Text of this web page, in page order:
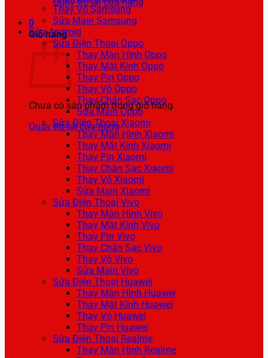
0
Giỏ hàng
Chưa có sản phẩm trong giỏ hàng.
Quay trở lại cửa hàng
Thay Vỏ Samsung
Sửa Main Samsung
Sửa Android
Sửa Điện Thoại Oppo
Thay Màn Hình Oppo
Thay Mặt Kính Oppo
Thay Pin Oppo
Thay Vỏ Oppo
Thay Chân Sạc Oppo
Sửa Main Oppo
Sửa Điện Thoại Xiaomi
Thay Màn Hình Xiaomi
Thay Mặt Kính Xiaomi
Thay Pin Xiaomi
Thay Chân Sạc Xiaomi
Thay Vỏ Xiaomi
Sửa Main Xiaomi
Sửa Điện Thoại Vivo
Thay Màn Hình Vivo
Thay Mặt Kính Vivo
Thay Pin Vivo
Thay Chân Sạc Vivo
Thay Vỏ Vivo
Sửa Main Vivo
Sửa Điện Thoại Huawei
Thay Màn Hình Huawei
Thay Mặt Kính Huawei
Thay Vỏ Huawei
Thay Pin Huawei
Sửa Điện Thoại Realme
Thay Màn Hình Realme